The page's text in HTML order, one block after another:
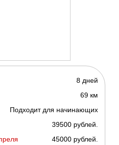
8 дней
69 км
Подходит для начинающих
39500 рублей.
45000 рублей.